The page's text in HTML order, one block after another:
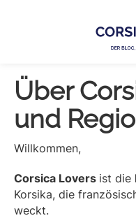
Lovers
Ihre
Sinne
in
der
wecken
-
Über
und
Willkommen,
Corsica Lovers ist die
Korsika, die
weckt.